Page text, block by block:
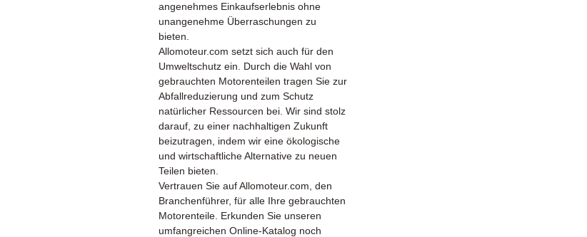
angenehmes Einkaufserlebnis ohne
unangenehme Überraschungen zu
bieten.
Allomoteur.com setzt sich auch für den
Umweltschutz ein. Durch die Wahl von
gebrauchten Motorenteilen tragen Sie zur
Abfallreduzierung und zum Schutz
natürlicher Ressourcen bei. Wir sind stolz
darauf, zu einer nachhaltigen Zukunft
beizutragen, indem wir eine ökologische
und wirtschaftliche Alternative zu neuen
Teilen bieten.
Vertrauen Sie auf Allomoteur.com, den
Branchenführer, für alle Ihre gebrauchten
Motorenteile. Erkunden Sie unseren
umfangreichen Online-Katalog noch